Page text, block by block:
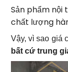
Sản phẩm nội
chất lượng
Vậy, vì sao giá
bất cứ trung